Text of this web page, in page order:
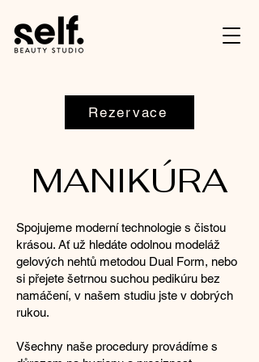
Rezervace
MANIKÚRA
Spojujeme moderní technologie s čistou
krásou. Ať už hledáte odolnou modeláž
gelových nehtů metodou Dual Form, nebo
si přejete šetrnou suchou pedikúru bez
namáčení, v našem studiu jste v dobrých
rukou.
Všechny naše procedury provádíme s